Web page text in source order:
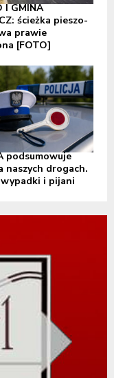
I GMINA
ścieżka pieszo-
prawie
[FOTO]
podsumowuje
naszych drogach.
i pijani